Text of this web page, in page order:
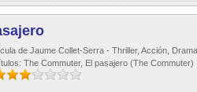
de Jaume Collet-Serra - Thriller, Acción,
The Commuter, El pasajero (The Commuter)